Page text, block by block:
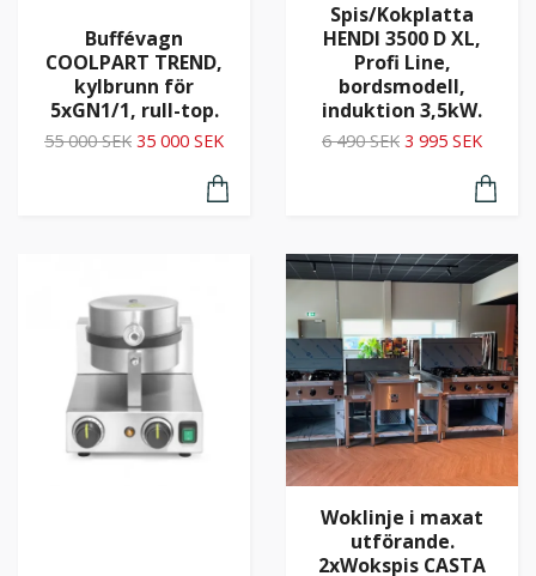
Buffévagn
COOLPART TREND,
kylbrunn för
5xGN1/1, rull-top.
55 000 SEK 35 000 SEK
Spis/Kokplatta
HENDI 3500 D XL,
Profi Line,
bordsmodell,
induktion 3,5kW.
6 490 SEK 3 995 SEK
Woklinje i maxat
utförande.
2xWokspis CASTA